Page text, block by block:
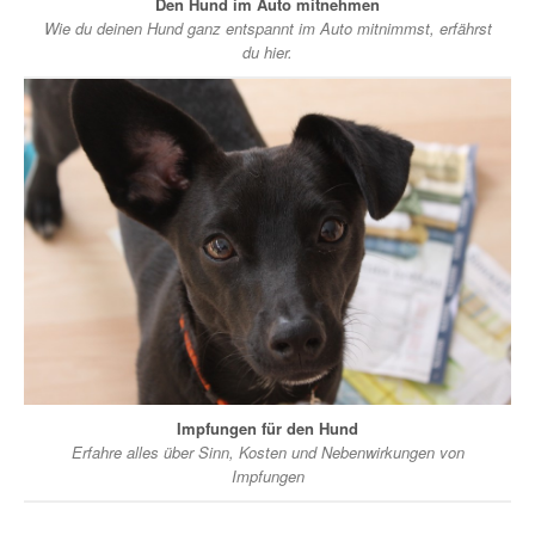
Wie du deinen Hund ganz entspannt im Auto mitnimmst, erfährst
du hier.
Impfungen für den Hund
Erfahre alles über Sinn, Kosten und Nebenwirkungen von
Impfungen